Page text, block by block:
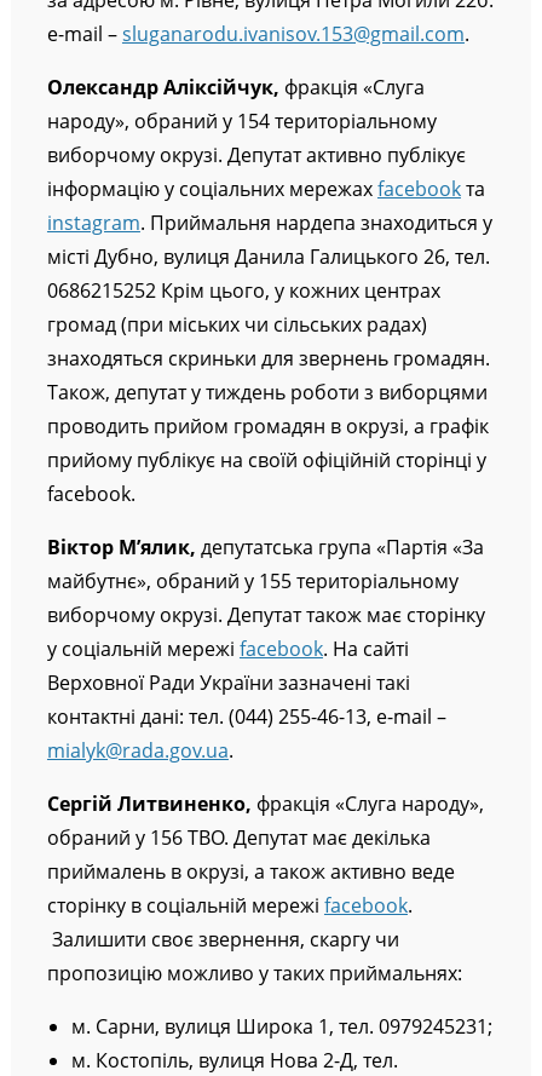
e-mail –sluganarodu.ivanisov.153@gmail.com.
Олександр Аліксійчук, фракція «Слуга
народу», обраний у 154 територіальному
виборчому окрузі. Депутат активно публікує
інформацію у соціальних мережахfacebookта
instagram. Приймальня нардепа знаходиться у
місті Дубно, вулиця Данила Галицького 26, тел.
0686215252 Крім цього, у кожних центрах
громад (при міських чи сільських радах)
знаходяться скриньки для звернень громадян.
Також, депутат у тиждень роботи з виборцями
проводить прийом громадян в окрузі, а графік
прийому публікує на своїй офіційній сторінці у
facebook.
Віктор М’ялик, депутатська група «Партія «За
майбутнє», обраний у 155 територіальному
виборчому окрузі. Депутат також має сторінку
у соціальній мережі facebook. На сайті
Верховної Ради України зазначені такі
контактні дані: тел. (044) 255-46-13, e-mail –
mialyk@rada.gov.ua.
Сергій Литвиненко, фракція «Слуга народу»,
обраний у 156 ТВО. Депутат має декілька
приймалень в окрузі, а також активно веде
сторінку в соціальній мережі facebook.
Залишити своє звернення, скаргу чи
пропозицію можливо у таких приймальнях:
м. Сарни, вулиця Широка 1, тел. 0979245231;
м. Костопіль, вулиця Нова 2-Д, тел.